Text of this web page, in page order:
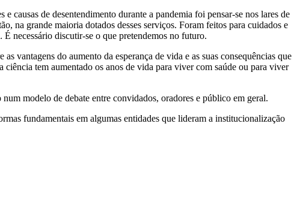
causas de desentendimento durante a pandemia foi pensar-se nos lares de
na grande maioria dotados desses serviços. Foram feitos para cuidados e
necessário discutir-se o que pretendemos no futuro.
vantagens do aumento da esperança de vida e as suas consequências que
tem aumentado os anos de vida para viver com saúde ou para viver
modelo de debate entre convidados, oradores e público em geral.
fundamentais em algumas entidades que lideram a institucionalização